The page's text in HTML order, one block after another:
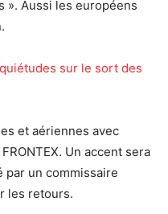
». Aussi les européens
sur le sort des
et aériennes avec
Un accent sera
par un commissaire
les retours.